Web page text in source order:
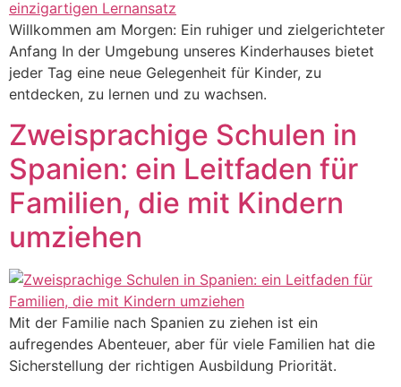
Willkommen am Morgen: Ein ruhiger und zielgerichteter
Anfang In der Umgebung unseres Kinderhauses bietet
jeder Tag eine neue Gelegenheit für Kinder, zu
entdecken, zu lernen und zu wachsen.
Zweisprachige Schulen in
Spanien: ein Leitfaden für
Familien, die mit Kindern
umziehen
Mit der Familie nach Spanien zu ziehen ist ein
aufregendes Abenteuer, aber für viele Familien hat die
Sicherstellung der richtigen Ausbildung Priorität.